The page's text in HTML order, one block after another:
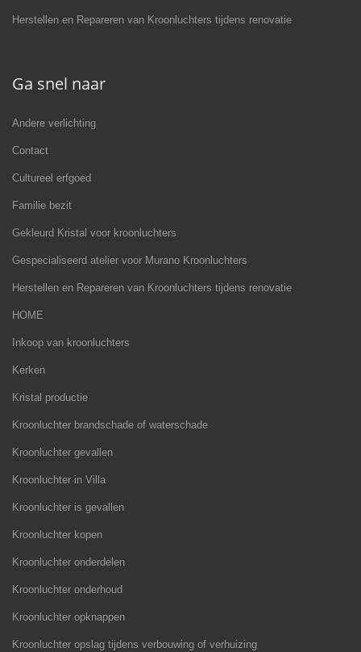
Herstellen en Repareren van Kroonluchters tijdens renovatie
Ga snel naar
Andere verlichting
Contact
Cultureel erfgoed
Familie bezit
Gekleurd Kristal voor kroonluchters
Gespecialiseerd atelier voor Murano Kroonluchters
Herstellen en Repareren van Kroonluchters tijdens renovatie
HOME
Inkoop van kroonluchters
Kerken
Kristal productie
Kroonluchter brandschade of waterschade
Kroonluchter gevallen
Kroonluchter in Villa
Kroonluchter is gevallen
Kroonluchter kopen
Kroonluchter onderdelen
Kroonluchter onderhoud
Kroonluchter opknappen
Kroonluchter opslag tijdens verbouwing of verhuizing